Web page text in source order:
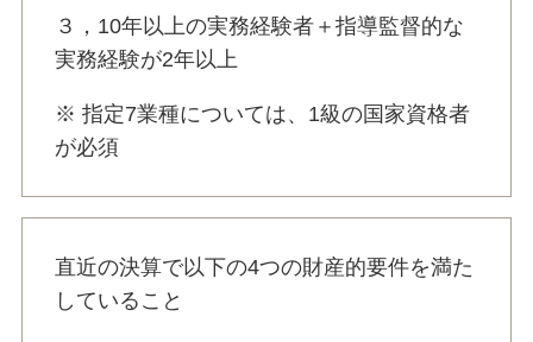
３，10年以上の実務経験者＋指導監督的な
実務経験が2年以上
※ 指定7業種については、1級の国家資格者
が必須
直近の決算で以下の4つの財産的要件を満た
していること